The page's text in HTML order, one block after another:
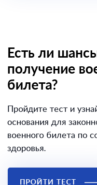
Есть ли
получение
билета?
Пройдите тест и
основания для
военного билета по
здоровья.
ПРОЙТИ ТЕСТ